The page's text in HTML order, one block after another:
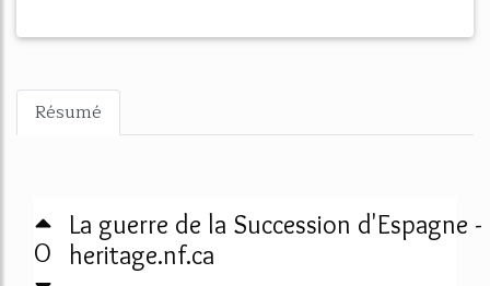
Résumé
0
La guerre de la Succession d'Espagne -
heritage.nf.ca